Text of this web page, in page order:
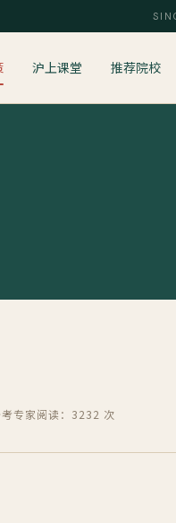
沪上课堂 推荐院校
专家阅读：3232 次